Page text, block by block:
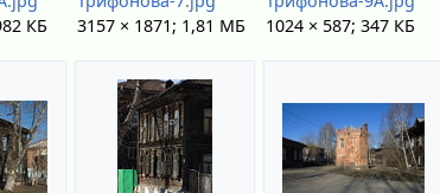
КБ
3157 × 1871; 1,81 МБ
1024 × 587; 347 КБ